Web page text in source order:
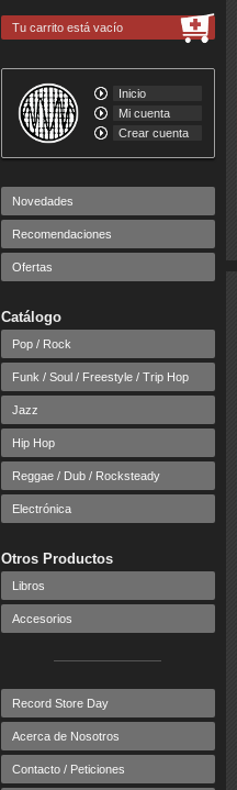
Tu carrito está vacío
Inicio
Mi cuenta
Crear cuenta
Novedades
Recomendaciones
Ofertas
Catálogo
Pop / Rock
Funk / Soul / Freestyle / Trip Hop
Jazz
Hip Hop
Reggae / Dub / Rocksteady
Electrónica
Otros Productos
Libros
Accesorios
Record Store Day
Acerca de Nosotros
Contacto / Peticiones